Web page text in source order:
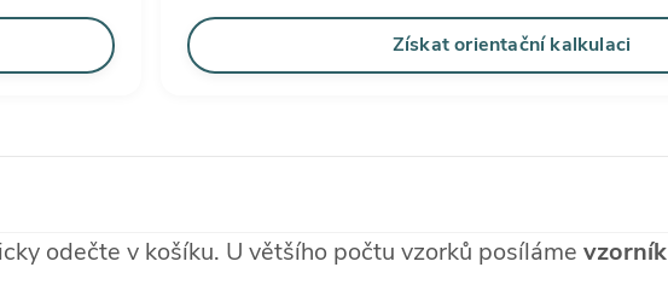
Získat orientační kalkulaci
odečte v košíku. U většího počtu vzorků posíláme vzorník